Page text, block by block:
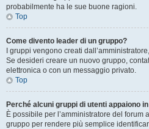
probabilmente ha le sue buone ragioni.
Top
Come divento leader di un gruppo?
I gruppi vengono creati
Se desideri creare un nuovo gruppo,
elettronica o con un messaggio privato.
Top
Perché alcuni gruppi di utenti appaiono
È possibile per l’amministratore del
gruppo per rendere più semplice